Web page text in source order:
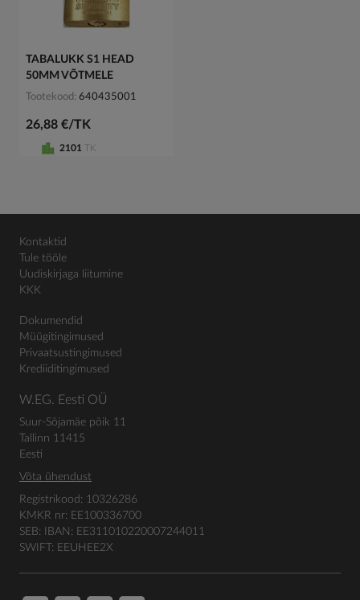
TABALUKK S1 HEAD
50MM VÕTMELE
Tootekood 640435001
26,88 €/TK
2101 TK
Kontaktid
Tule tööle
Uudiskirjaga liitumine
KKK
Dokumendid
Müügitingimused
Privaatsustingimused
Krediiditingimused
W.EG. Eesti OÜ
Suur-Sõjamäe põik 11
Tallinn 11415
Eesti
Võta ühendust
Registrikood: 10326286
KMKR nr: EE100336700
SEB: IBAN: EE311010220007244011
SWIFT: EEUHEE2X